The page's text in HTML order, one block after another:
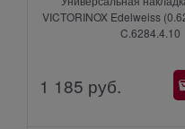
VICTORINOX Edelweiss
C.6284.4.10
1 185 руб.